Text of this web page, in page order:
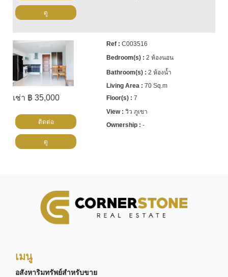
ดู
เช่า ฿ 35,000
C003516
2 ห้องนอน
2 ห้องน้ำ
70 Sq.m
7
วิว ภูเขา
-
ติดต่อ
ดู
เมนู
อสังหาริมทรัพย์สำหรับขาย